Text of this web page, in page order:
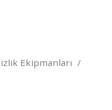
Ekipmanları